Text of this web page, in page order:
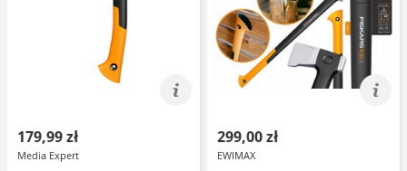
179,99 zł
Media Expert
299,00 zł
EWIMAX